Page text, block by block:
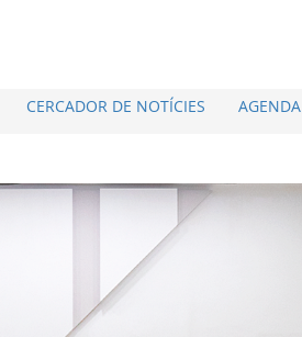
CERCADOR DE NOTÍCIES AGENDA